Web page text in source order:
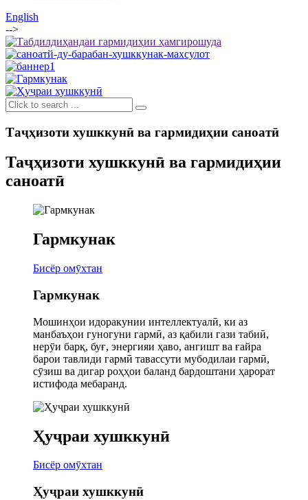
English
-->
Таҷҳизоти хушккунӣ ва гармидиҳии саноатӣ
Таҷҳизоти хушккунӣ ва гармидиҳии
саноатӣ
Гармкунак
Бисёр омӯхтан
Гармкунак
Мошинҳои идоракунии интеллектуалӣ, ки аз
манбаъҳои гуногуни гармӣ, аз қабили гази табиӣ,
нерӯи барқ, буғ, энергияи ҳаво, ангишт ва ғайра
барои тавлиди гармӣ тавассути мубодилаи гармӣ,
сӯзиш ва дигар роҳҳои баланд бардоштани ҳарорат
истифода мебаранд.
Ҳуҷраи хушккунӣ
Бисёр омӯхтан
Ҳуҷраи хушккунӣ